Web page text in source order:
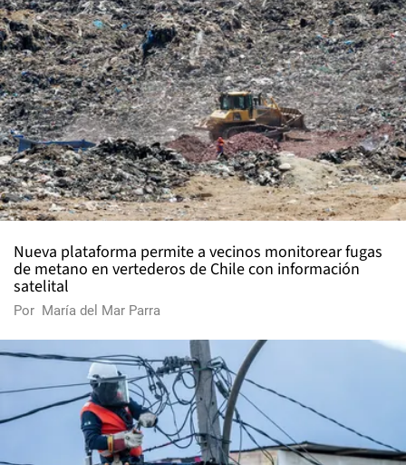
Nueva plataforma permite a vecinos monitorear fugas
de metano en vertederos de Chile con información
satelital
Por María del Mar Parra